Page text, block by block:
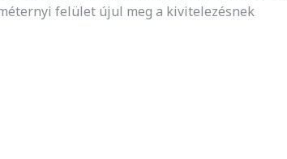
felület újul meg a kivitelezésnek